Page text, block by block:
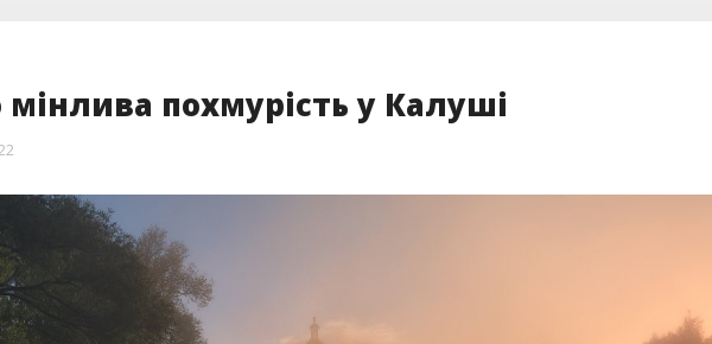
мінлива похмурість у Калуші